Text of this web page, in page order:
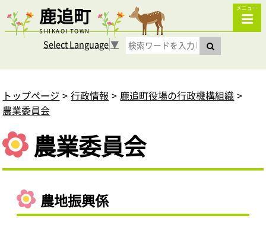
鹿追町
SHIKAOI TOWN
メニュー
Select Language▼
トップページ 行政情報
鹿追町役場の行政機構組織
農業委員会
農業委員会
農地振興係